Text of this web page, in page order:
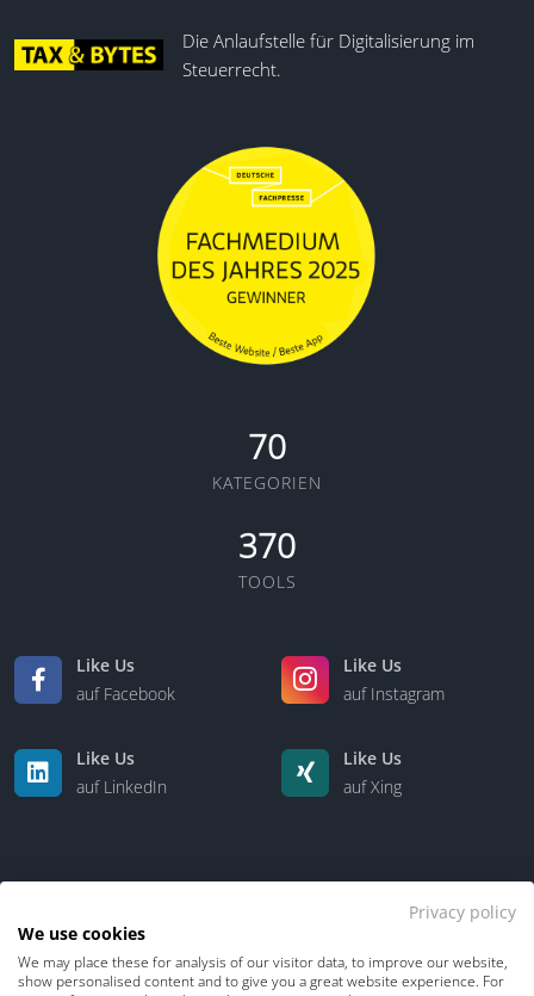
Die Anlaufstelle für Digitalisierung im
Steuerrecht.
70
KATEGORIEN
370
TOOLS
Like Us
auf Facebook
Like Us
auf Instagram
Like Us
auf LinkedIn
Like Us
auf Xing
Kontakt Über uns
Privacy policy
We use cookies
We may place these for analysis of our visitor data, to improve our website,
show personalised content and to give you a great website experience. For